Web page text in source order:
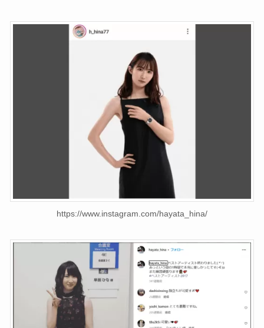
https://www.instagram.com/hayata_hina/